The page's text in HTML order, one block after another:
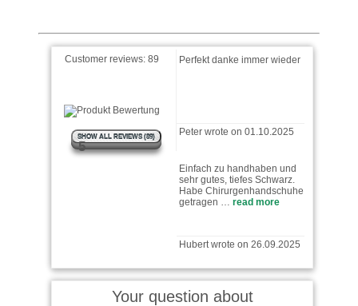
Customer reviews: 89
5
SHOW ALL REVIEWS (89)
Habe Chirurgenhandschuhe
getragen …read more
mehr als zufrieden.
Your question about